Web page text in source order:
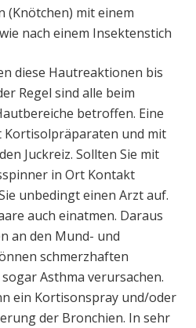
(Knötchen) mit einem
nach einem Insektenstich
diese Hautreaktionen bis
Regel sind alle beim
betroffen. Eine
und mit
Juckreiz. Sollten Sie mit
in Ort Kontakt
unbedingt einen Arzt auf.
auch einatmen. Daraus
an den Mund- und
schmerzhaften
Asthma verursachen.
ein Kortisonspray und/oder
der Bronchien. In sehr